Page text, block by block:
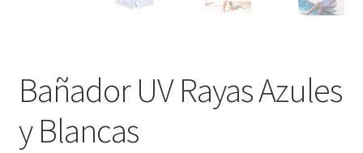
Bañador UV Rayas Azules
y Blancas